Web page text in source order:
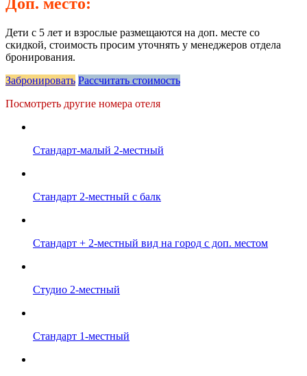
Доп. место:
Дети с 5 лет и взрослые размещаются на доп. месте со
скидкой, стоимость просим уточнять у менеджеров отдела
бронирования.
Забронировать Рассчитать стоимость
Посмотреть другие номера отеля
Стандарт-малый 2-местный
Стандарт 2-местный с балк
Стандарт + 2-местный вид на город с доп. местом
Студио 2-местный
Стандарт 1-местный